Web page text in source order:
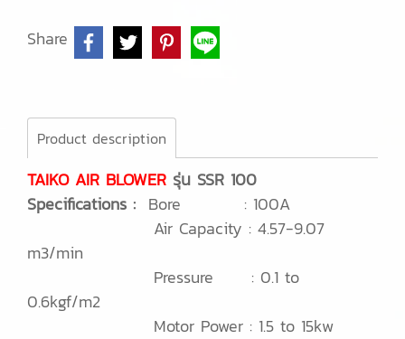
Share
Product description
TAIKO AIR BLOWER รุ่น SSR 100
Specifications : Bore : 100A
Air Capacity : 4.57-9.07
m3/min
Pressure : 0.1 to
0.6kgf/m2
Motor Power : 1.5 to 15kw